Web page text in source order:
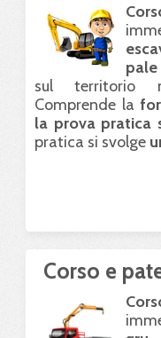
sul territorio
Comprende la
la prova pratica
pratica si svolge
Corso e